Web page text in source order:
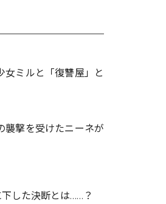
ミルと「復讐屋」と
襲撃を受けたニーネが
下した決断とは……？